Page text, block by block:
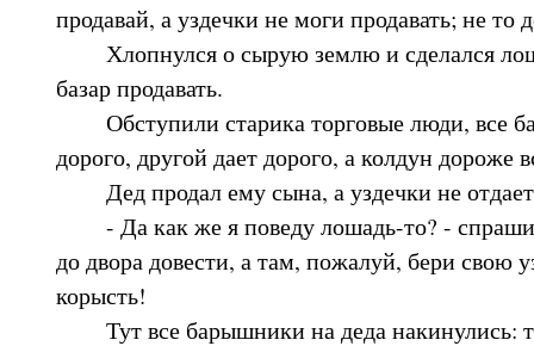
продавай, а уздечки не моги продавать; не то
Хлопнулся о сырую землю и сделался
базар продавать.
Обступили старика торговые люди, все
дорого, другой дает дорого, а колдун дороже
Дед продал ему сына, а уздечки не
- Да как же я поведу лошадь-то? -
до двора довести, а там, пожалуй, бери свою
корысть!
Тут все барышники на деда накинулись: